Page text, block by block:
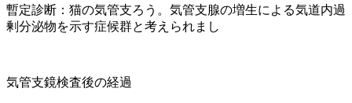
暫定診断：猫の気管支ろう。気管支腺の増生による気道内過
剰分泌物を示す症候群と考えられまし
気管支鏡検査後の経過